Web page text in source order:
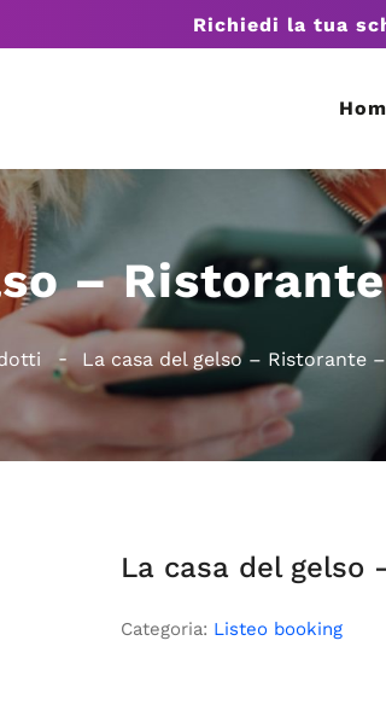
Richiedi la tua
–
La casa del gelso – Ristorante
La casa del gelso
Categoria: Listeo booking